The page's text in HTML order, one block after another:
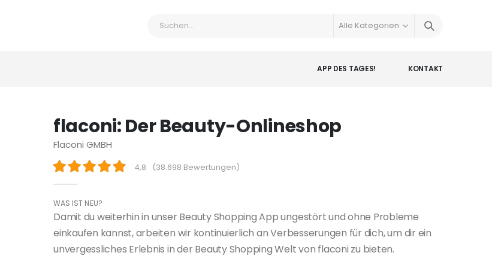
KONTAKT
APP DES TAGES!
flaconi: Der Beauty-Onlineshop
Flaconi GMBH
4,8 (38.698 Bewertungen)
WAS IST NEU?
Damit du weiterhin in unser Beauty Shopping App ungestört und ohne Probleme
einkaufen kannst, arbeiten wir kontinuierlich an Verbesserungen für dich, um dir ein
unvergessliches Erlebnis in der Beauty Shopping Welt von flaconi zu bieten.